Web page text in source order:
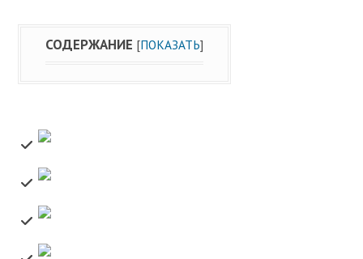
СОДЕРЖАНИЕ [ПОКАЗАТЬ]